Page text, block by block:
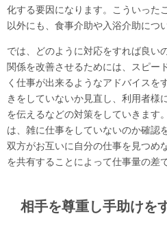
化する要因になります。こういった
以外にも、食事介助や入浴介助につ
では、どのように対応をすれば良い
関係を改善させるためには、スピー
く仕事が出来るようなアドバイスを
きをしていないか見直し、利用者様
を伝えるなどの対策をしていきます
は、雑に仕事をしていないのか確認
双方がお互いに自分の仕事を見つめ
を共有することによって仕事量の差
相手を尊重し手助けを